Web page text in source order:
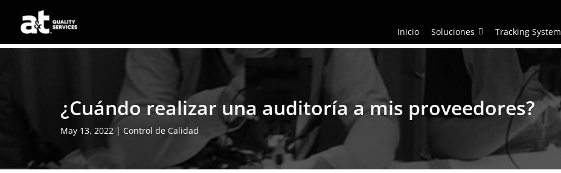
Inicio Soluciones Tracking System
¿Cuándo realizar una auditoría a mis proveedores?
May 13, 2022 | Control de Calidad